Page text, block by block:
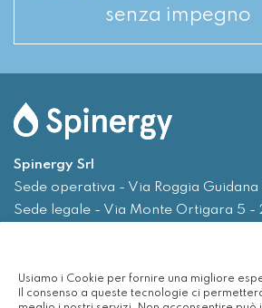
Usiamo i Cookie per fornire una migliore
Il consenso a queste tecnologie ci
senza impegno
Spinergy Srl
Sede operativa - Via Roggia Guidana
Sede legale - Via Monte Ortigara 5 -
Email